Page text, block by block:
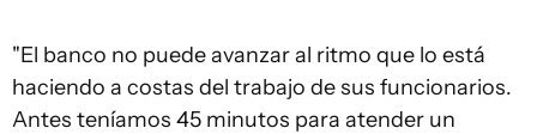
"El banco no puede avanzar al ritmo que lo está
haciendo a costas del trabajo de sus funcionarios.
Antes teníamos 45 minutos para atender un